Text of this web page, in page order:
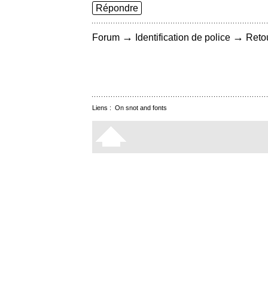
Répondre
Forum → Identification de police →
Liens : On snot and fonts